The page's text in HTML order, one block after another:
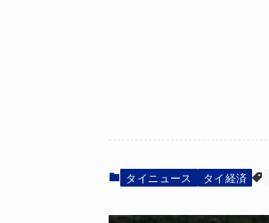
タイニュース タイ経済